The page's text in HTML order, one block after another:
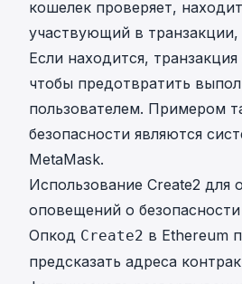
кошелек проверяет,
участвующий в
Если находится, транзакция
чтобы предотвратить
пользователем. Примером
безопасности являются
MetaMask.
Использование Create2 для
оповещений о безопасности
Опкод Create2 в Ethereum
предсказать адреса